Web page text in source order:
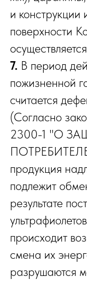
и
поверхности
7. В период
пожизненной
считается
(Согласно
2300-1 "О
продукция
подлежит
результате
происходит
смена их
разрушаются